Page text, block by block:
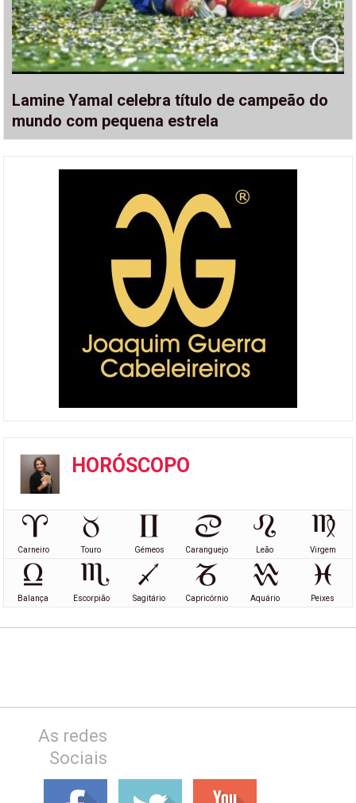
Lamine Yamal celebra título de campeão do
mundo com pequena estrela
HORÓSCOPO
Carneiro Touro Gémeos Caranguejo Leão Virgem
Balança Escorpião Sagitário Capricórnio Aquário Peixes
As redes
Sociais